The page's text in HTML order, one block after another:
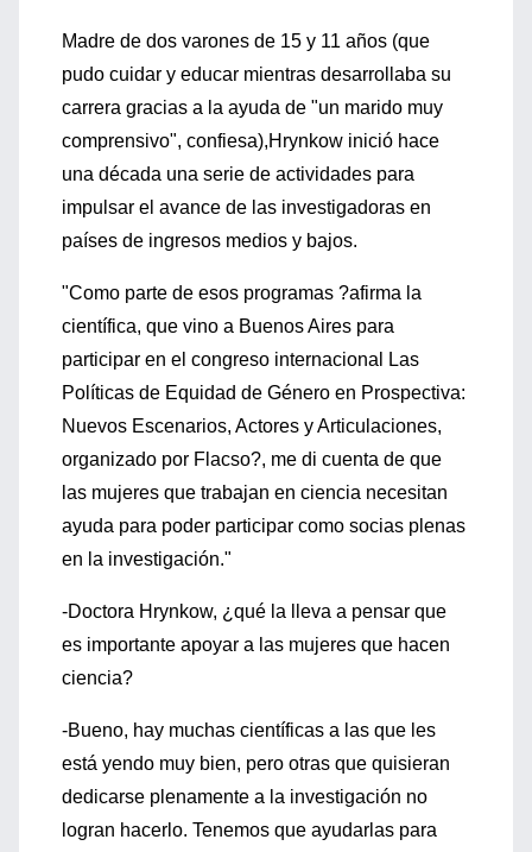
Madre de dos varones de 15 y 11 años (que
pudo cuidar y educar mientras desarrollaba su
carrera gracias a la ayuda de "un marido muy
comprensivo", confiesa),Hrynkow inició hace
una década una serie de actividades para
impulsar el avance de las investigadoras en
países de ingresos medios y bajos.
"Como parte de esos programas ?afirma la
científica, que vino a Buenos Aires para
participar en el congreso internacional Las
Políticas de Equidad de Género en Prospectiva:
Nuevos Escenarios, Actores y Articulaciones,
organizado por Flacso?, me di cuenta de que
las mujeres que trabajan en ciencia necesitan
ayuda para poder participar como socias plenas
en la investigación."
-Doctora Hrynkow, ¿qué la lleva a pensar que
es importante apoyar a las mujeres que hacen
ciencia?
-Bueno, hay muchas científicas a las que les
está yendo muy bien, pero otras que quisieran
dedicarse plenamente a la investigación no
logran hacerlo. Tenemos que ayudarlas para